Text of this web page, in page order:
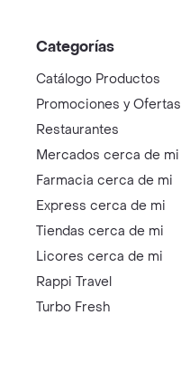
Categorías
Catálogo Productos
Promociones y Ofertas
Restaurantes
Mercados cerca de mi
Farmacia cerca de mi
Express cerca de mi
Tiendas cerca de mi
Licores cerca de mi
Rappi Travel
Turbo Fresh